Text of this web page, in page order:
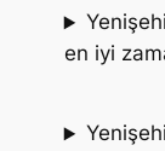
en iyi